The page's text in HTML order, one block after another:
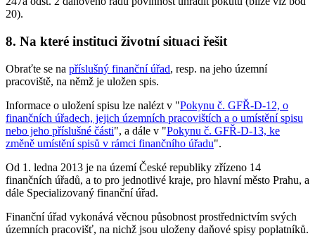
20).
8. Na které instituci životní situaci řešit
Obraťte se na příslušný finanční úřad, resp. na jeho územní
pracoviště, na němž je uložen spis.
Informace o uložení spisu lze nalézt v "Pokynu č. GFŘ-D-12, o
finančních úřadech, jejich územních pracovištích a o umístění spisu
nebo jeho příslušné části", a dále v "Pokynu č. GFŘ-D-13, ke
změně umístění spisů v rámci finančního úřadu".
Od 1. ledna 2013 je na území České republiky zřízeno 14
finančních úřadů, a to pro jednotlivé kraje, pro hlavní město Prahu, a
dále Specializovaný finanční úřad.
Finanční úřad vykonává věcnou působnost prostřednictvím svých
územních pracovišť, na nichž jsou uloženy daňové spisy poplatníků.